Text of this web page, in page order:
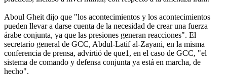
Aboul Gheit dijo que "los acontecimientos y los acontecimientos
pueden llevar a darse cuenta de la necesidad de crear una fuerza
árabe conjunta, ya que las presiones generan reacciones". El
secretario general de GCC, Abdul-Latif al-Zayani, en la misma
conferencia de prensa, advirtió de que1, en el caso de GCC, "el
sistema de comando y defensa conjunta ya está en marcha, de
hecho".